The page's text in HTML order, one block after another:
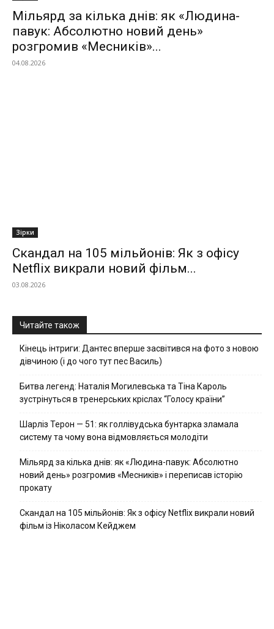
Мільярд за кілька днів: як «Людина-
павук: Абсолютно новий день»
розгромив «Месників»...
04.08.2026
Зірки
Скандал на 105 мільйонів: Як з офісу
Netflix викрали новий фільм...
03.08.2026
Читайте також
Кінець інтриги: Дантес вперше засвітився на фото з новою
дівчиною (і до чого тут пес Василь)
Битва легенд: Наталія Могилевська та Тіна Кароль
зустрінуться в тренерських кріслах “Голосу країни”
Шарліз Терон — 51: як голлівудська бунтарка зламала
систему та чому вона відмовляється молодіти
Мільярд за кілька днів: як «Людина-павук: Абсолютно
новий день» розгромив «Месників» і переписав історію
прокату
Скандал на 105 мільйонів: Як з офісу Netflix викрали новий
фільм із Ніколасом Кейджем